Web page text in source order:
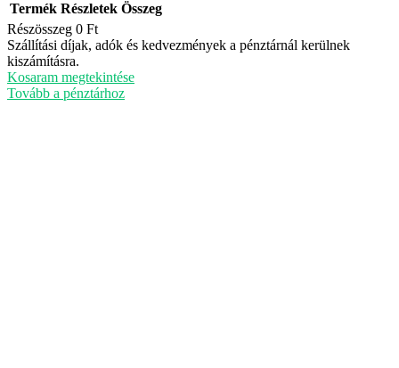
Termékek
a
kosárban
Termék Részletek Összeg
Részösszeg 0 Ft
Szállítási díjak, adók és kedvezmények a pénztárnál kerülnek
kiszámításra.
Kosaram megtekintése
Tovább a pénztárhoz